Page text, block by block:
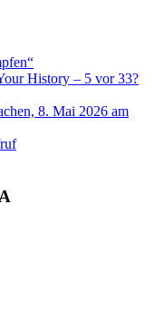
History – 5 vor 33?
8. Mai 2026 am